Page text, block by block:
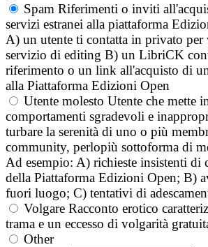
Spam Riferimenti o inviti
servizi estranei alla piattaforma
A) un utente ti contatta in privato per
servizio di editing B) un LibriCK
riferimento o un link all'acquisto di
alla Piattaforma Edizioni Open
Utente molesto Utente che mette
comportamenti sgradevoli e
turbare la serenità di uno o più
community, perlopiù sottoforma di
Ad esempio: A) richieste insistenti di
della Piattaforma Edizioni Open; B)
fuori luogo; C) tentativi di
Volgare Racconto erotico
trama e un eccesso di volgarità
Other